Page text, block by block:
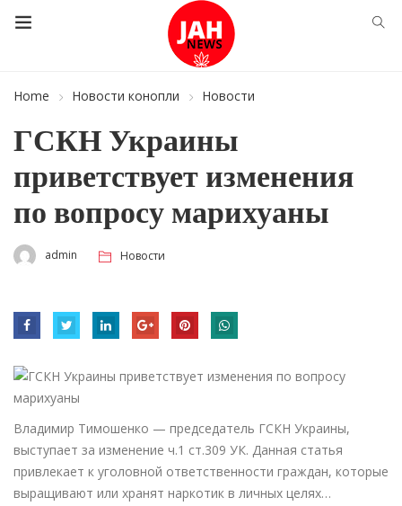
Home Новости конопли Новости
ГСКН Украины
приветствует изменения
по вопросу марихуаны
admin Новости
Владимир Тимошенко — председатель ГСКН Украины,
выступает за изменение ч.1 ст.309 УК. Данная статья
привлекает к уголовной ответственности граждан, которые
выращивают или хранят наркотик в личных целях…